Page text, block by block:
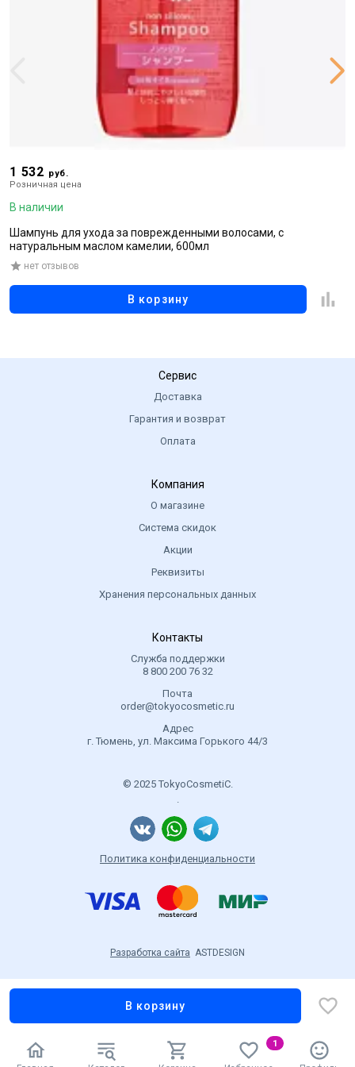
1
В корзину
1 532 руб.
Розничная цена
В наличии
Шампунь для ухода за поврежденными волосами, с
натуральным маслом камелии, 600мл
нет отзывов
В корзину
Сервис
Доставка
Гарантия и возврат
Оплата
Компания
О магазине
Система скидок
Акции
Реквизиты
Хранения персональных данных
Контакты
Служба поддержки
8 800 200 76 32
Почта
order@tokyocosmetic.ru
Адрес
г. Тюмень, ул. Максима Горького 44/3
© 2025 TokyoCosmetiC.
.
Политика конфиденциальности
Разработка сайта ASTDESIGN